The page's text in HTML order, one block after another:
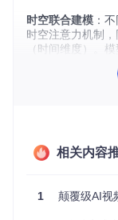
时空联合建模 ：
时空注意力机制
（时间维度）。
间的动作自然过
：
利用时间插值
条件控制机制：模
相关内容
1 颠覆级AI视频